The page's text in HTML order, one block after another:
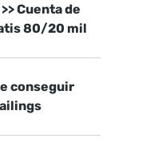
Cuenta de
80/20 mil
conseguir